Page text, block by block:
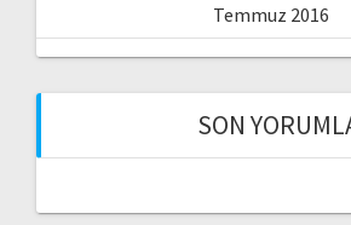
Temmuz 2016
SON